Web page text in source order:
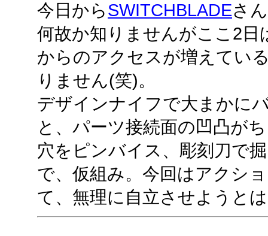
今日からSWITCHBLADEさ
何故か知りませんがここ2日
からのアクセスが増えてい
りません(笑)。
デザインナイフで大まかに
と、パーツ接続面の凹凸が
穴をピンバイス、彫刻刀で
で、仮組み。今回はアクシ
て、無理に自立させようと